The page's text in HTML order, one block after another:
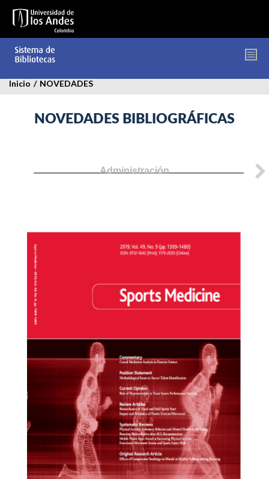
contenido
Inicio / NOVEDADES
NOVEDADES BIBLIOGRÁFICAS
Administración
sports-
medicine.jpg